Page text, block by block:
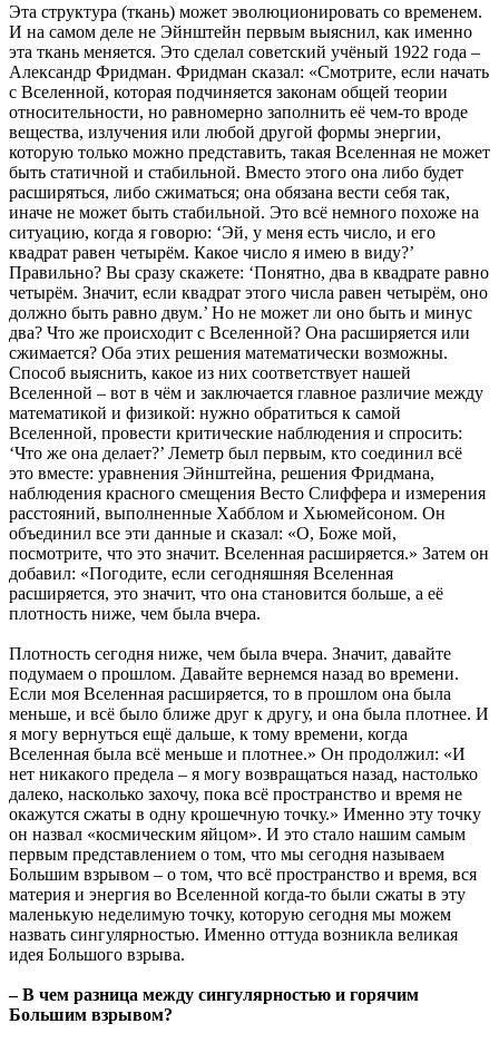
Эта структура (ткань) может эволюционировать со временем.
И на самом деле не Эйнштейн первым выяснил, как именно
эта ткань меняется. Это сделал советский учёный 1922 года –
Александр Фридман. Фридман сказал: «Смотрите, если начать
с Вселенной, которая подчиняется законам общей теории
относительности, но равномерно заполнить её чем-то вроде
вещества, излучения или любой другой формы энергии,
которую только можно представить, такая Вселенная не может
быть статичной и стабильной. Вместо этого она либо будет
расширяться, либо сжиматься; она обязана вести себя так,
иначе не может быть стабильной. Это всё немного похоже на
ситуацию, когда я говорю: ‘Эй, у меня есть число, и его
квадрат равен четырём. Какое число я имею в виду?’
Правильно? Вы сразу скажете: ‘Понятно, два в квадрате равно
четырём. Значит, если квадрат этого числа равен четырём, оно
должно быть равно двум.’ Но не может ли оно быть и минус
два? Что же происходит с Вселенной? Она расширяется или
сжимается? Оба этих решения математически возможны.
Способ выяснить, какое из них соответствует нашей
Вселенной – вот в чём и заключается главное различие между
математикой и физикой: нужно обратиться к самой
Вселенной, провести критические наблюдения и спросить:
‘Что же она делает?’ Леметр был первым, кто соединил всё
это вместе: уравнения Эйнштейна, решения Фридмана,
наблюдения красного смещения Весто Слиффера и измерения
расстояний, выполненные Хабблом и Хьюмейсоном. Он
объединил все эти данные и сказал: «О, Боже мой,
посмотрите, что это значит. Вселенная расширяется.» Затем он
добавил: «Погодите, если сегодняшняя Вселенная
расширяется, это значит, что она становится больше, а её
плотность ниже, чем была вчера.
Плотность сегодня ниже, чем была вчера. Значит, давайте
подумаем о прошлом. Давайте вернемся назад во времени.
Если моя Вселенная расширяется, то в прошлом она была
меньше, и всё было ближе друг к другу, и она была плотнее. И
я могу вернуться ещё дальше, к тому времени, когда
Вселенная была всё меньше и плотнее.» Он продолжил: «И
нет никакого предела – я могу возвращаться назад, настолько
далеко, насколько захочу, пока всё пространство и время не
окажутся сжаты в одну крошечную точку.» Именно эту точку
он назвал «космическим яйцом». И это стало нашим самым
первым представлением о том, что мы сегодня называем
Большим взрывом – о том, что всё пространство и время, вся
материя и энергия во Вселенной когда-то были сжаты в эту
маленькую неделимую точку, которую сегодня мы можем
назвать сингулярностью. Именно оттуда возникла великая
идея Большого взрыва.
– В чем разница между сингулярностью и горячим
Большим взрывом?